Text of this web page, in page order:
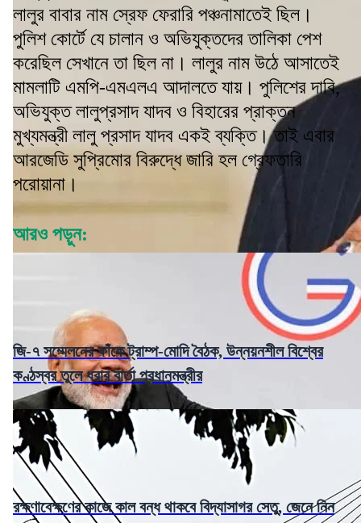
লালুর বাবার নাম স্রেফ ফেরারি পঞ্চনামাতেই ছিল।
পুলিশ কোর্টে যে চালান ও অভিযুক্তদের তালিকা পেশ
করেছিল সেখানে তা ছিল না। লালুর নাম উঠে আসাতেই
মামলাটি এমপি-এমএলএ আদালতে যায়। পুলিশের দাবি,
অভিযুক্ত লালুপ্রসাদ যাদব ও বিহারের প্রাক্তন
মুখ্যমন্ত্রী লালু প্রসাদ যাদব একই ব্যক্তি। তাই এবার
আরজেডি সুপ্রিমোর বিরুদ্ধে জারি হল গ্রেফতারি
পরোয়ানা।
আরও পড়ুন:
জি-৭ সম্মেলনের ফাঁকে ট্রাম্প-মোদি বৈঠক, উন্নয়নশীল বিশ্বের
কণ্ঠস্বর তুলে ধরার বার্তা প্রধানমন্ত্রীর
রক্ষণাবেক্ষণের কাজে কাল বন্ধ থাকবে বিদ্যাসাগর সেতু, জেনে নিন